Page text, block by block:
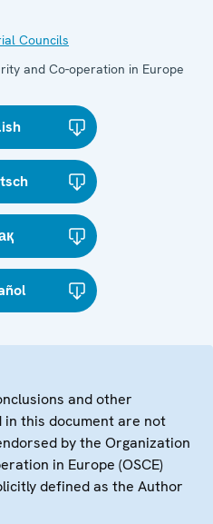
Councils
and Co-operation in Europe
and other
this document are not
by the Organization
in Europe (OSCE)
defined as the Author